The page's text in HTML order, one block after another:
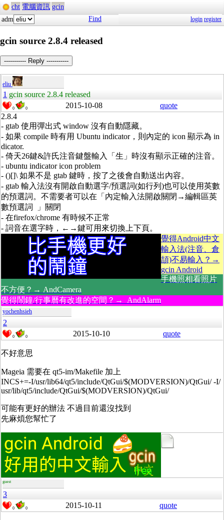
cht 電腦資訊 gcin
adm
Find login register
gcin source 2.8.4 released
----------- Reply -----------
eliu
1 gcin source 2.8.4 released
0 0 2015-10-08
quote
2.8.4
- gtab 使用彈出式 window 沒有自動隱藏。
- 如果 compile 時有用 Ubuntu indicator，則內定的 icon 顯示為 in
dicator.
- 倚天26鍵&許氏注音鍵盤輸入「生」時沒有顯示正確的注音。
- ubuntu indicator icon problem
- ()[]\ 如果不是 gtab 鍵時，按了之後會自動送出內容。
- gtab 輸入法沒有開啟自動選字/預選詞(如行列)也可以使用英數
的預選詞。不需要者可以在「內定輸入法開啟關閉→編輯區英
數預選詞 」關閉
- 在firefox/chrome 有時候不正常
- 詞音在選字時，←→鍵可用來切換上下頁。
覺得Android中文
輸入法(注音、倉
頡)不易輸入？→
gcin Android
手機照相看照片
不方便？→ AndCamera
覺得鬧鐘/行事曆有改進的空間？→ AndAlarm
yochenhsieh
2
0 0 2015-10-10 quote
不好意思
Mageia 需要在 qt5-im/Makefile 加上
INCS+=-I/usr/lib64/qt5/include/QtGui/$(MODVERSION)/QtGui/ -I/
usr/lib/qt5/include/QtGui/$(MODVERSION)/QtGui/
可能有更好的辦法 不過目前還沒找到
先麻煩您幫忙了
guest
3
0 0 2015-10-11 quote